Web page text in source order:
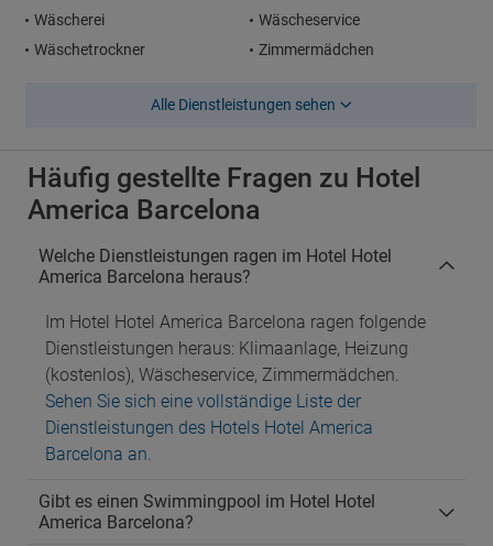
Wäscherei
Wäscheservice
Wäschetrockner
Zimmermädchen
Alle Dienstleistungen sehen
Häufig gestellte Fragen zu Hotel
America Barcelona
Welche Dienstleistungen ragen im Hotel Hotel
America Barcelona heraus?
Im Hotel Hotel America Barcelona ragen folgende
Dienstleistungen heraus: Klimaanlage, Heizung
(kostenlos), Wäscheservice, Zimmermädchen.
Sehen Sie sich eine vollständige Liste der
Dienstleistungen des Hotels Hotel America
Barcelona an.
Gibt es einen Swimmingpool im Hotel Hotel
America Barcelona?